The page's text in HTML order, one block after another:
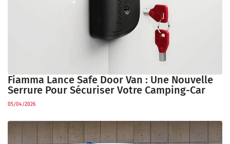
Fiamma Lance Safe Door Van : Une Nouvelle
Serrure Pour Sécuriser Votre Camping-Car
05/04/2026